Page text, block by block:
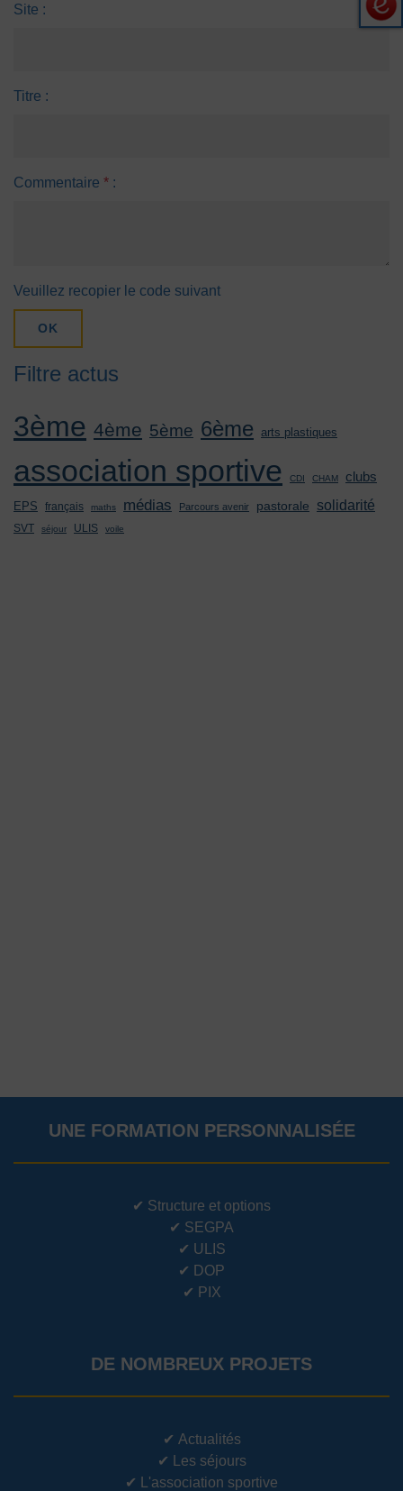
Site :
Titre :
Commentaire * :
Veuillez recopier le code suivant
OK
Filtre actus
3ème 4ème 5ème 6ème arts plastiques
association sportive CDI CHAM clubs
EPS français maths médias Parcours avenir pastorale solidarité
SVT séjour ULIS voile
UNE FORMATION PERSONNALISÉE
✔ Structure et options
✔ SEGPA
✔ ULIS
✔ DOP
✔ PIX
DE NOMBREUX PROJETS
✔ Actualités
✔
Les séjours
✔
L'association sportive